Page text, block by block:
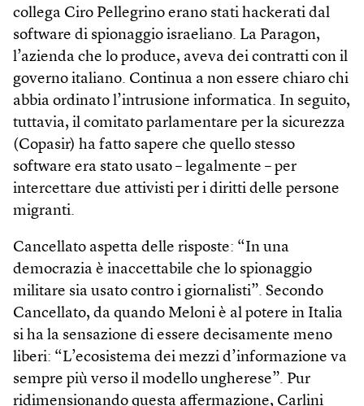
collega Ciro Pellegrino erano stati hackerati dal
software di spionaggio israeliano. La Paragon,
l’azienda che lo produce, aveva dei contratti con il
governo italiano. Continua a non essere chiaro chi
abbia ordinato l’intrusione informatica. In seguito,
tuttavia, il comitato parlamentare per la sicurezza
(Copasir) ha fatto sapere che quello stesso
software era stato usato – legalmente – per
intercettare due attivisti per i diritti delle persone
migranti.
Cancellato aspetta delle risposte: “In una
democrazia è inaccettabile che lo spionaggio
militare sia usato contro i giornalisti”. Secondo
Cancellato, da quando Meloni è al potere in Italia
si ha la sensazione di essere decisamente meno
liberi: “L’ecosistema dei mezzi d’informazione va
sempre più verso il modello ungherese”. Pur
ridimensionando questa affermazione, Carlini